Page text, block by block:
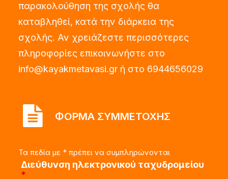
παρακολούθηση της σχολής θα
καταβληθεί, κατά την διάρκεια της
σχολής. Αν χρειάζεστε περισσότερες
πληροφορίες επικοινωνήστε στο
info@kayakmetavasi.gr ή στο 6944656029
ΦΟΡΜΑ ΣΥΜΜΕΤΟΧΗΣ
Τα πεδία με * πρέπει να συμπληρώνονται
Διεύθυνση ηλεκτρονικού ταχυδρομείου
*